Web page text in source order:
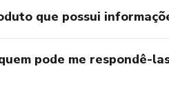
que possui
pode me respondê-